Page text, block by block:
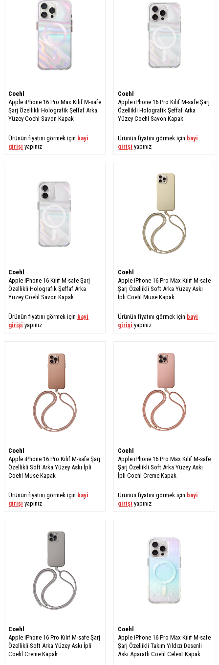
Coehl
Apple iPhone 16 Pro Max Kılıf M-safe
Şarj Özellikli Holografik Şeffaf Arka
Yüzey Coehl Savon Kapak
Ürünün fiyatını görmek için bayi
girişi yapınız
Coehl
Apple iPhone 16 Pro Kılıf M-safe Şarj
Özellikli Holografik Şeffaf Arka
Yüzey Coehl Savon Kapak
Ürünün fiyatını görmek için bayi
girişi yapınız
Coehl
Apple iPhone 16 Kılıf M-safe Şarj
Özellikli Holografik Şeffaf Arka
Yüzey Coehl Savon Kapak
Ürünün fiyatını görmek için bayi
girişi yapınız
Coehl
Apple iPhone 16 Pro Max Kılıf M-safe
Şarj Özellikli Soft Arka Yüzey Askı
İpli Coehl Muse Kapak
Ürünün fiyatını görmek için bayi
girişi yapınız
Coehl
Apple iPhone 16 Pro Kılıf M-safe Şarj
Özellikli Soft Arka Yüzey Askı İpli
Coehl Muse Kapak
Ürünün fiyatını görmek için bayi
girişi yapınız
Coehl
Apple iPhone 16 Pro Max Kılıf M-safe
Şarj Özellikli Soft Arka Yüzey Askı
İpli Coehl Creme Kapak
Ürünün fiyatını görmek için bayi
girişi yapınız
Coehl
Apple iPhone 16 Pro Kılıf M-safe Şarj
Özellikli Soft Arka Yüzey Askı İpli
Coehl Creme Kapak
Coehl
Apple iPhone 16 Pro Max Kılıf M-safe
Şarj Özellikli Takım Yıldızı Desenli
Askı Aparatlı Coehl Celest Kapak